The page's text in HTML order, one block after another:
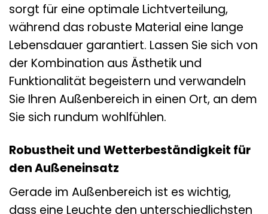
sorgt für eine optimale Lichtverteilung,
während das robuste Material eine lange
Lebensdauer garantiert. Lassen Sie sich von
der Kombination aus Ästhetik und
Funktionalität begeistern und verwandeln
Sie Ihren Außenbereich in einen Ort, an dem
Sie sich rundum wohlfühlen.
Robustheit und Wetterbeständigkeit für
den Außeneinsatz
Gerade im Außenbereich ist es wichtig,
dass eine Leuchte den unterschiedlichsten